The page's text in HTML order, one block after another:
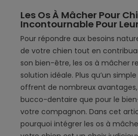
5. Conseils pratiques pour tirer
à mâcher
6. En conclusion : un plaisir
Les Os À Mâcher Pour
Incontournable Pour
Pour répondre aux besoins
de votre chien tout en
son bien-être, les os à mâcher
solution idéale. Plus qu’un
offrent de nombreux
bucco-dentaire que pour le
votre compagnon. Dans cet
pourquoi intégrer les os à